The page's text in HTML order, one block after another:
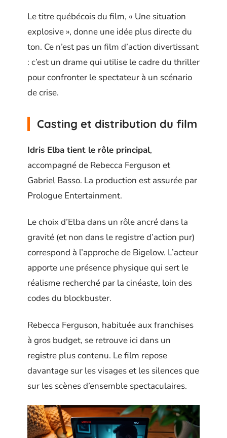
Le titre québécois du film, « Une situation
explosive », donne une idée plus directe du
ton. Ce n’est pas un film d’action divertissant
: c’est un drame qui utilise le cadre du thriller
pour confronter le spectateur à un scénario
de crise.
Casting et distribution du film
Idris Elba tient le rôle principal,
accompagné de Rebecca Ferguson et
Gabriel Basso. La production est assurée par
Prologue Entertainment.
Le choix d’Elba dans un rôle ancré dans la
gravité (et non dans le registre d’action pur)
correspond à l’approche de Bigelow. L’acteur
apporte une présence physique qui sert le
réalisme recherché par la cinéaste, loin des
codes du blockbuster.
Rebecca Ferguson, habituée aux franchises
à gros budget, se retrouve ici dans un
registre plus contenu. Le film repose
davantage sur les visages et les silences que
sur les scènes d’ensemble spectaculaires.